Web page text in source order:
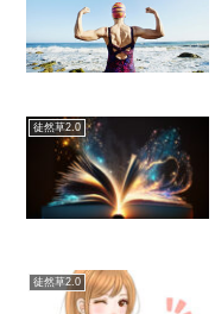
徒然草2.0
徒然草2.0